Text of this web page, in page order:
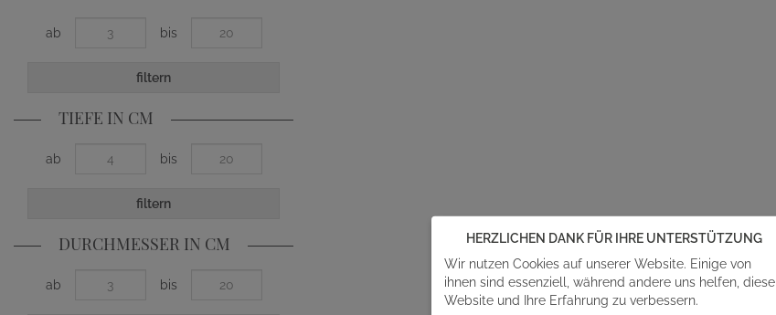
ab bis
filtern
TIEFE IN CM
ab bis
filtern
DURCHMESSER IN CM
ab bis
HERZLICHEN DANK FÜR IHRE UNTERSTÜTZUNG
Wir nutzen Cookies auf unserer Website. Einige von
ihnen sind essenziell, während andere uns helfen, diese
Website und Ihre Erfahrung zu verbessern.